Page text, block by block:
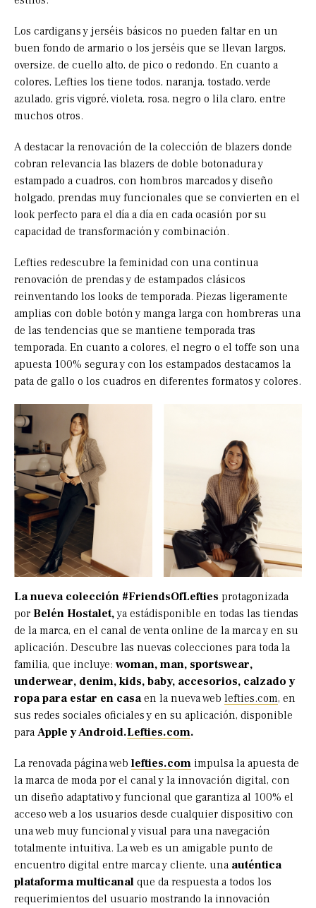
Los cardigans y jerséis básicos no pueden faltar en un
buen fondo de armario o los jerséis que se llevan largos,
oversize, de cuello alto, de pico o redondo. En cuanto a
colores, Lefties los tiene todos, naranja, tostado, verde
azulado, gris vigoré, violeta, rosa, negro o lila claro, entre
muchos otros.
A destacar la renovación de la colección de blazers donde
cobran relevancia las blazers de doble botonadura y
estampado a cuadros, con hombros marcados y diseño
holgado, prendas muy funcionales que se convierten en el
look perfecto para el día a día en cada ocasión por su
capacidad de transformación y combinación.
Lefties redescubre la feminidad con una continua
renovación de prendas y de estampados clásicos
reinventando los looks de temporada. Piezas ligeramente
amplias con doble botón y manga larga con hombreras una
de las tendencias que se mantiene temporada tras
temporada. En cuanto a colores, el negro o el toffe son una
apuesta 100% segura y con los estampados destacamos la
pata de gallo o los cuadros en diferentes formatos y colores.
La nueva colección #FriendsOfLefties protagonizada
por Belén Hostalet,ya estádisponible en todas las tiendas
de la marca, en el canal de venta online de la marca y en su
aplicación. Descubre las nuevas colecciones para toda la
familia, que incluye: woman, man, sportswear,
underwear, denim, kids, baby, accesorios, calzado y
ropa para estar en casaen la nueva web lefties.com, en
sus redes sociales oficiales y en su aplicación, disponible
para Apple y Android.Lefties.com.
La renovada página web lefties.com impulsa la apuesta de
la marca de moda por el canal y la innovación digital, con
un diseño adaptativo y funcional que garantiza al 100% el
acceso web a los usuarios desde cualquier dispositivo con
una web muy funcional y visual para una navegación
totalmente intuitiva. La web es un amigable punto de
encuentro digital entre marca y cliente, una auténtica
plataforma multicanal que da respuesta a todos los
requerimientos del usuario mostrando la innovación